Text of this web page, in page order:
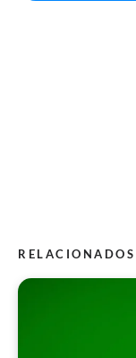
RELACIONADOS